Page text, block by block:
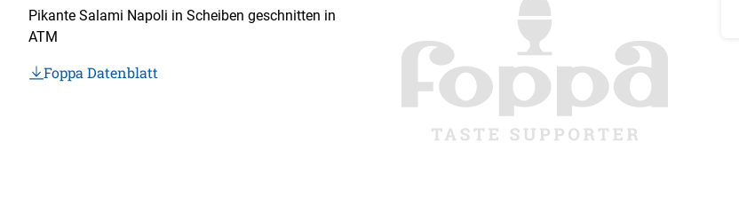
Pikante Salami Napoli in Scheiben geschnitten in
ATM
Foppa Datenblatt